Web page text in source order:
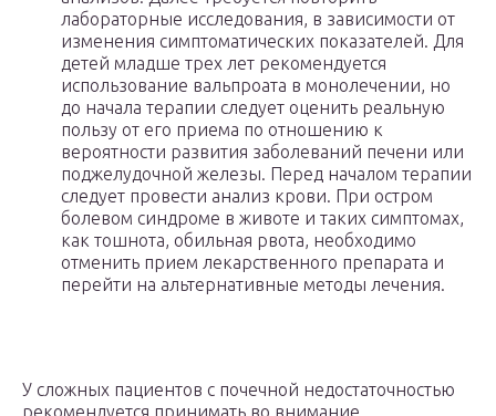
лабораторные исследования, в зависимости от
изменения симптоматических показателей. Для
детей младше трех лет рекомендуется
использование вальпроата в монолечении, но
до начала терапии следует оценить реальную
пользу от его приема по отношению к
вероятности развития заболеваний печени или
поджелудочной железы. Перед началом терапии
следует провести анализ крови. При остром
болевом синдроме в животе и таких симптомах,
как тошнота, обильная рвота, необходимо
отменить прием лекарственного препарата и
перейти на альтернативные методы лечения.
У сложных пациентов с почечной недостаточностью
рекомендуется принимать во внимание